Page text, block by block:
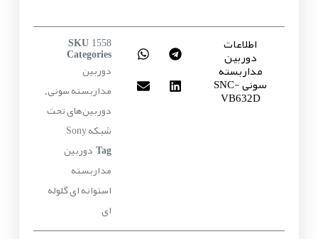
اطلاعات
دوربین
مداربسته
سونی SNC-
VB632D
SKU 1558
Categories
دوربین
مداربسته سونی,
دوربین‌های تحت
شبکه Sony
Tag دوربین
مداربسته
استوانه ای گلوله
ای